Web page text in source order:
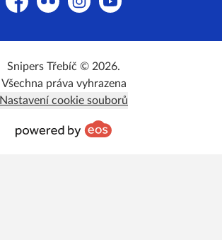
FacebookFlickr InstagramYouTube
Snipers Třebíč © 2026.
Všechna práva vyhrazena
Nastavení cookie souborů